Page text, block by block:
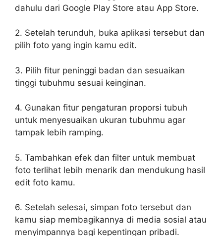
dahulu dari Google Play Store atau App Store.
2. Setelah terunduh, buka aplikasi tersebut dan
pilih foto yang ingin kamu edit.
3. Pilih fitur peninggi badan dan sesuaikan
tinggi tubuhmu sesuai keinginan.
4. Gunakan fitur pengaturan proporsi tubuh
untuk menyesuaikan ukuran tubuhmu agar
tampak lebih ramping.
5. Tambahkan efek dan filter untuk membuat
foto terlihat lebih menarik dan mendukung hasil
edit foto kamu.
6. Setelah selesai, simpan foto tersebut dan
kamu siap membagikannya di media sosial atau
menyimpannya bagi kepentingan pribadi.